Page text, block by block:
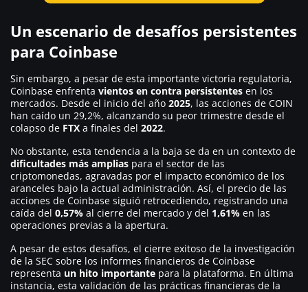
Un escenario de desafíos persistentes
para Coinbase
Sin embargo, a pesar de esta importante victoria regulatoria,
Coinbase enfrenta vientos en contra persistentes en los
mercados. Desde el inicio del año 2025, las acciones de COIN
han caído un 29,2%, alcanzando su peor trimestre desde el
colapso de FTX a finales del 2022.
No obstante, esta tendencia a la baja se da en un contexto de
dificultades más amplias para el sector de las
criptomonedas, agravadas por el impacto económico de los
aranceles bajo la actual administración. Así, el precio de las
acciones de Coinbase siguió retrocediendo, registrando una
caída del 0,57% al cierre del mercado y del 1,61% en las
operaciones previas a la apertura.
A pesar de estos desafíos, el cierre exitoso de la investigación
de la SEC sobre los informes financieros de Coinbase
representa un hito importante para la plataforma. En última
instancia, esta validación de las prácticas financieras de la